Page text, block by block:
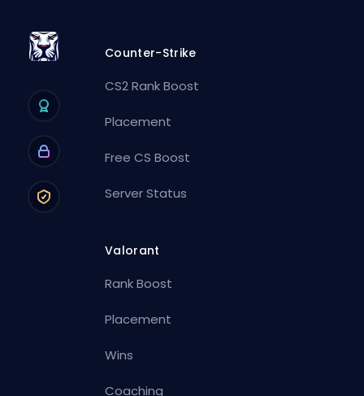
Counter-Strike
CS2 Rank Boost
Placement
Free CS Boost
Server Status
Valorant
Rank Boost
Placement
Wins
Coaching